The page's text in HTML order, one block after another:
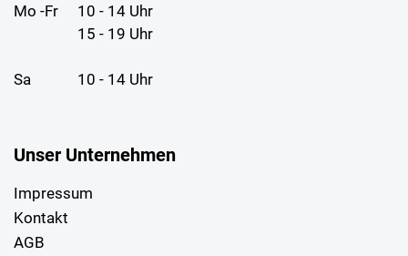
Mo -Fr
10 - 14 Uhr
15 - 19 Uhr
Sa 10 - 14 Uhr
Unser Unternehmen
Impressum
Kontakt
AGB